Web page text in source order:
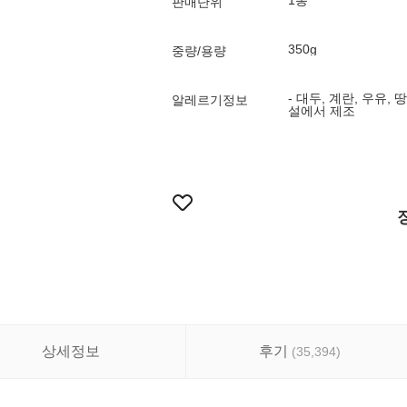
중량/용량 350g
알레르기정보
- 대두, 계란, 우유,
설에서 제조
상세정보 후기 (35,394)